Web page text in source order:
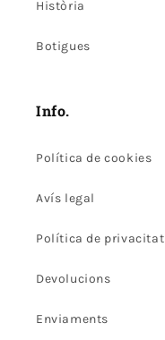
Història
Botigues
Info.
Política de cookies
Avís legal
Política de privacitat
Devolucions
Enviaments